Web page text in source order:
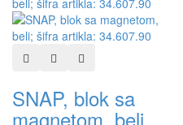
Dodaj u listu želja
Dodaj u listu za poređenje
SNAP, blok sa
magnetom, beli